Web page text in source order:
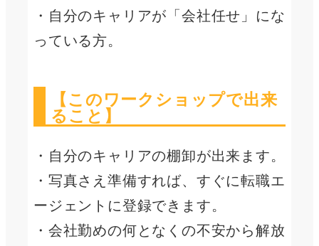
・自分のキャリアが「会社任せ」にな
っている方。
【このワークショップで出来
ること】
・自分のキャリアの棚卸が出来ます。
・写真さえ準備すれば、すぐに転職エ
ージェントに登録できます。
・会社勤めの何となくの不安から解放